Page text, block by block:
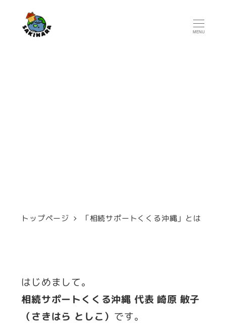
MENU
トップページ 「相続サポートくくる沖縄」とは
はじめまして。
相続サポートくくる沖縄 代表 崎原 敏子
（さきはら としこ） です。